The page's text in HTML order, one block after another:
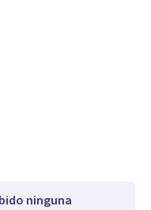
ninguna